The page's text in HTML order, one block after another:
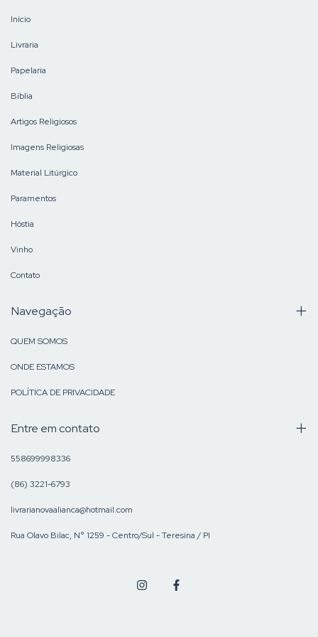
Início
Livraria
Papelaria
Bíblia
Artigos Religiosos
Imagens Religiosas
Material Litúrgico
Paramentos
Hóstia
Vinho
Contato
Navegação
QUEM SOMOS
ONDE ESTAMOS
POLÍTICA DE PRIVACIDADE
Entre em contato
558699998336
(86) 3221-6793
livrarianovaalianca@hotmail.com
Rua Olavo Bilac, N° 1259 - Centro/Sul - Teresina / PI